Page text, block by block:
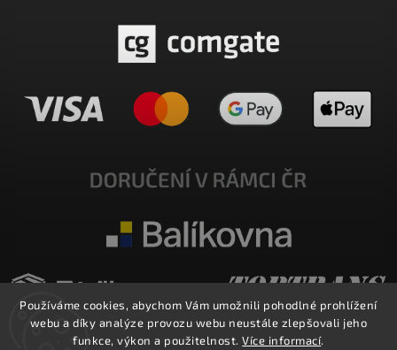
Používáme cookies, abychom Vám umožnili pohodlné prohlížení
webu a díky analýze provozu webu neustále zlepšovali jeho
funkce, výkon a použitelnost.Více informací.